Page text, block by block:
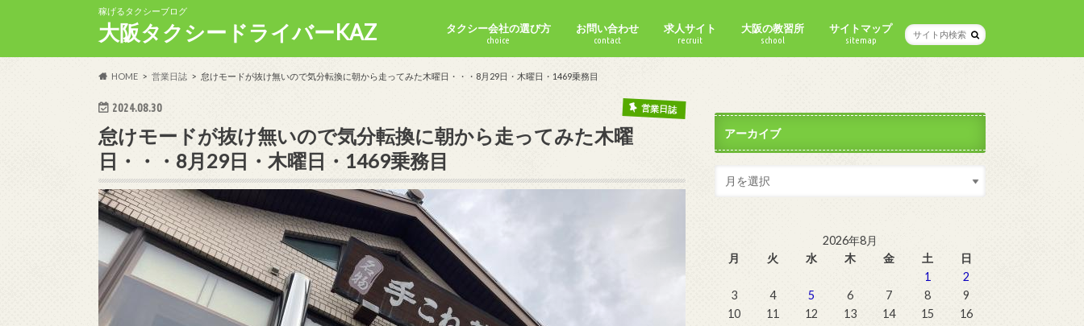
稼げるタクシーブログ
大阪タクシードライバーKAZ タクシー会社の選び方
choice
お問い合わせ
contact
求人サイト
recruit
大阪の教習所
school
サイトマップ
sitemap
HOME 営業日誌 怠けモードが抜け無いので気分転換に朝から走ってみた木曜日・・・8月29日・木曜日・1469乗務目
2024.08.30 営業日誌
怠けモードが抜け無いので気分転換に朝から走ってみた木曜
日・・・8月29日・木曜日・1469乗務目
アーカイブ
2026年8月
月
火 水 木 金 土
日
1
2
3
4 5 6 7 8
9
10
11 12 13 14 15
16